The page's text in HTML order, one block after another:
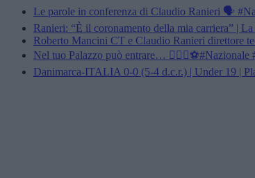
Le parole in conferenza di Claudio Ranieri 🗣️
Ranieri: “È il coronamento della mia carriera” |
Roberto Mancini CT e Claudio Ranieri direttore
Nel tuo Palazzo può entrare… 👱🏻‍♀️⚽️#Nazionale
Danimarca-ITALIA 0-0 (5-4 d.c.r.) | Under 19 |